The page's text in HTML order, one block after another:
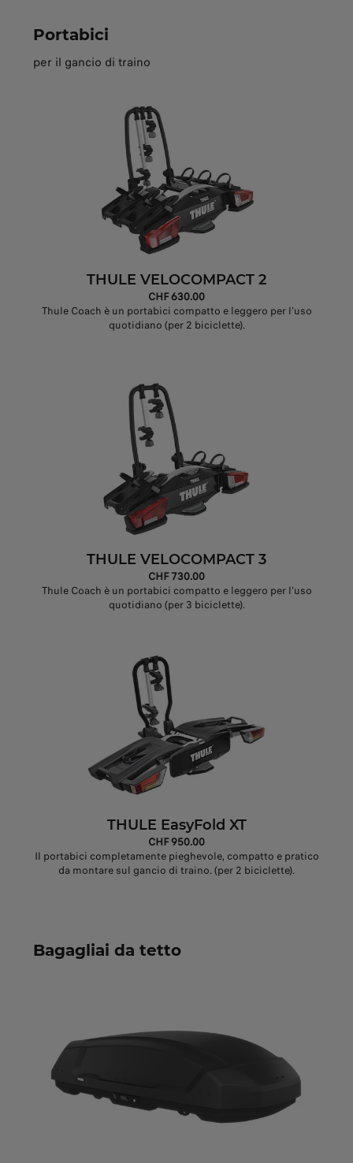
Portabici
per il gancio di traino
THULE VELOCOMPACT 2
CHF 630.00
Thule Coach è un portabici compatto e leggero per l'uso
quotidiano (per 2 biciclette).
THULE VELOCOMPACT 3
CHF 730.00
Thule Coach è un portabici compatto e leggero per l'uso
quotidiano (per 3 biciclette).
THULE EasyFold XT
CHF 950.00
Il portabici completamente pieghevole, compatto e pratico
da montare sul gancio di traino. (per 2 biciclette).
Bagagliai da tetto